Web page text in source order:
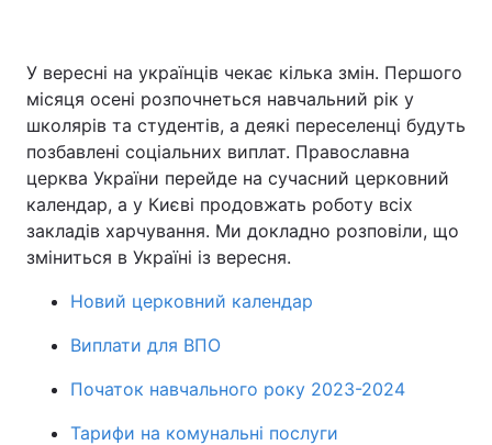
У вересні на українців чекає кілька змін. Першого
місяця осені розпочнеться навчальний рік у
школярів та студентів, а деякі переселенці будуть
позбавлені соціальних виплат. Православна
церква України перейде на сучасний церковний
календар, а у Києві продовжать роботу всіх
закладів харчування. Ми докладно розповіли, що
зміниться в Україні із вересня.
Новий церковний календар
Виплати для ВПО
Початок навчального року 2023-2024
Тарифи на комунальні послуги